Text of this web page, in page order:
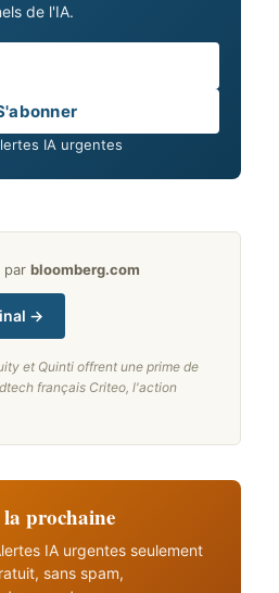
de l'IA.
IA urgentes
par bloomberg.com
→
et Quinti offrent une prime de
français Criteo, l'action
prochaine
IA urgentes seulement
sans spam,